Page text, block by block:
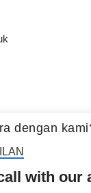
dengan
with our